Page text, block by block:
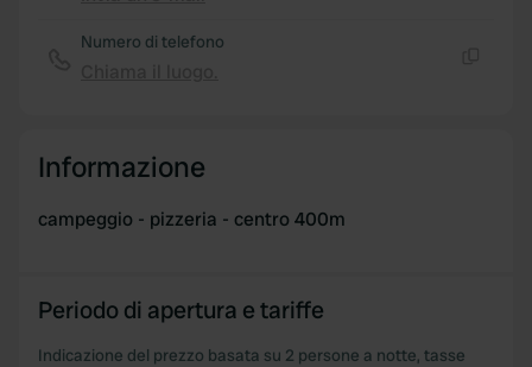
Numero di telefono
Informazione
campeggio - pizzeria - centro 400m
Periodo di apertura e tariffe
Indicazione del prezzo basata su 2 persone a notte, tasse